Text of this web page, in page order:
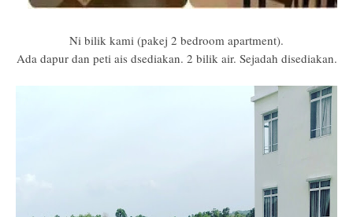
Ni bilik kami (pakej 2 bedroom apartment).
Ada dapur dan peti ais dsediakan. 2 bilik air. Sejadah disediakan.